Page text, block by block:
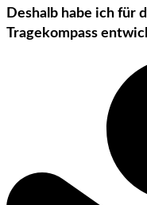
Deshalb habe ich für
Tragekompass